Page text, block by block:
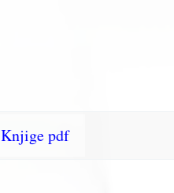
Knjige pdf